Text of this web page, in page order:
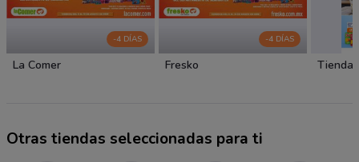
-4 DÍAS
La Comer
-4 DÍAS
Fresko
Otras tiendas seleccionadas para ti